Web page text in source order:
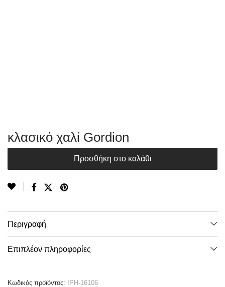
κλασικό χαλί Gordion
Προσθήκη στο καλάθι
Περιγραφή
Επιπλέον πληροφορίες
Κωδικός προϊόντος:
IPH-16106